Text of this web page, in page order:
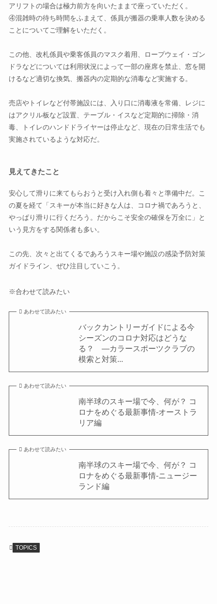
アリフトの場合は極力前方を向いたままで座っていただく。
④混雑時の待ち時間をふまえて、係員が搬器の乗車人数を決める
ことについてご理解をいただく。
この他、改札係員や乗客係員のマスク着用、ロープウェイ・ゴン
ドラなどについては利用状況によって一部の座席を禁止、窓を開
けるなど適切な換気、搬器内の定期的な消毒など実施する。
売店やトイレなど付帯施設には、入り口に消毒液を常備、レジに
はアクリル板など設置、テーブル・イスなど定期的に掃除・消
毒、トイレのハンドドライヤーは停止など、現在の日常生活でも
実施されているような対応だ。
見えてきたこと
安心して滑りに来てもらおうと受け入れ側も着々と準備中だ。こ
の夏を経て「スキーが本当に好きな人は、コロナ禍であろうと、
やっぱり滑りに行くだろう。だからこそ安全の確保を万全に」と
いう見方をする関係者も多い。
この先、次々と出てくるであろうスキー場や施設の感染予防対策
ガイドライン、ぜひ注目していこう。
※合わせて読みたい
あわせて読みたい
バックカントリーガイドによる今
シーズンのコロナ対応はどうな
る？ ―カラースポーツクラブの
模索と対策...
あわせて読みたい
南半球のスキー場で今、何が？ コ
ロナをめぐる最新事情-オーストラ
リア編
あわせて読みたい
南半球のスキー場で今、何が？ コ
ロナをめぐる最新事情-ニュージー
ランド編
TOPICS